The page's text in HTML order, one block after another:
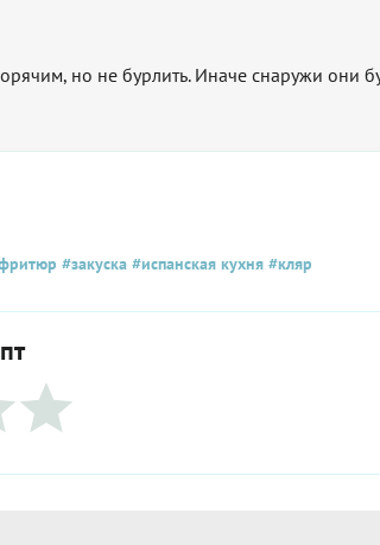
но не бурлить. Иначе снаружи они
#закуска #испанская кухня #кляр